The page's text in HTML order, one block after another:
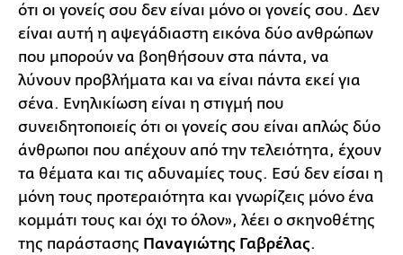
ότι οι γονείς σου δεν είναι μόνο οι γονείς σου. Δεν
είναι αυτή η αψεγάδιαστη εικόνα δύο ανθρώπων
που μπορούν να βοηθήσουν στα πάντα, να
λύνουν προβλήματα και να είναι πάντα εκεί για
σένα. Ενηλικίωση είναι η στιγμή που
συνειδητοποιείς ότι οι γονείς σου είναι απλώς δύο
άνθρωποι που απέχουν από την τελειότητα, έχουν
τα θέματα και τις αδυναμίες τους. Εσύ δεν είσαι η
μόνη τους προτεραιότητα και γνωρίζεις μόνο ένα
κομμάτι τους και όχι το όλον», λέει ο σκηνοθέτης
της παράστασης Παναγιώτης Γαβρέλας.